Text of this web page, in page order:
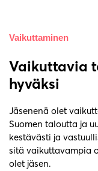
Vaikuttaminen
Vaikuttavia
hyväksi
Jäsenenä olet
Suomen taloutta ja
kestävästi ja
sitä vaikuttavampia
olet jäsen.